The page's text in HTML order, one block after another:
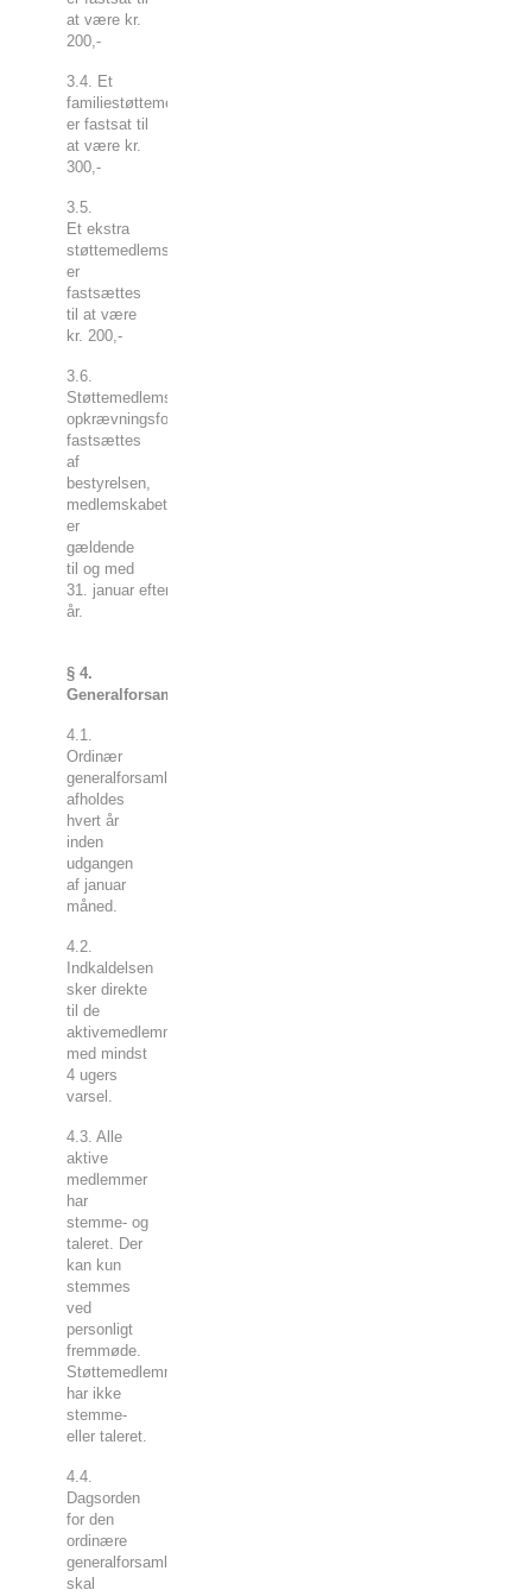
at være kr.
200,-
3.4. Et
familiestøttemedlemskab
er fastsat til
at være kr.
300,-
3.5.
Et ekstra
støttemedlemskab
er
fastsættes
til at være
kr. 200,-
3.6.
Støttemedlemskab og
opkrævningsform
fastsættes
af
bestyrelsen,
medlemskabet
er
gældende
til og med
31. januar efterfølgende
år.
§ 4.
Generalforsamling
4.1.
Ordinær
generalforsamling
afholdes
hvert år
inden
udgangen
af januar
måned.
4.2.
Indkaldelsen
sker direkte
til de
aktivemedlemmer
med mindst
4 ugers
varsel.
4.3. Alle
aktive
medlemmer
har
stemme- og
taleret. Der
kan kun
stemmes
ved
personligt
fremmøde.
Støttemedlemmer
har ikke
stemme-
eller taleret.
4.4.
Dagsorden
for den
ordinære
generalforsamling
skal